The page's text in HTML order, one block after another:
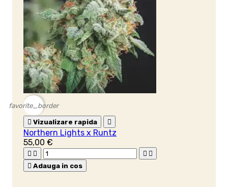
favorite_border
 Vizualizare rapida 
Northern Lights x Runtz
55,00 €
   
 Adauga in cos